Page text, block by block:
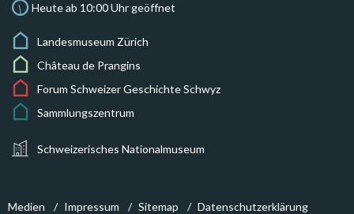
Heute ab 10:00 Uhr geöffnet
Landesmuseum Zürich
Château de Prangins
Forum Schweizer Geschichte Schwyz
Sammlungszentrum
Schweizerisches Nationalmuseum
Medien Impressum Sitemap Datenschutzerklärung